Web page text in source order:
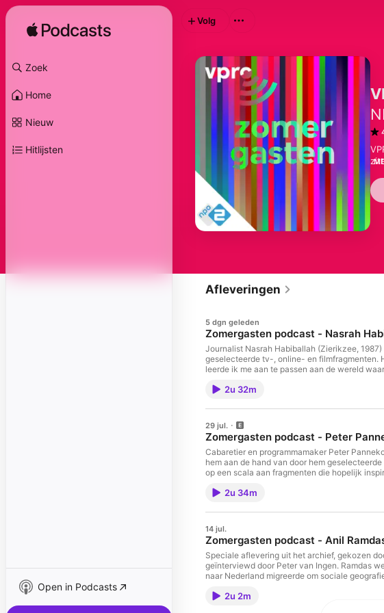
Zoek
Home
Nieuw
Hitlijsten
Open in Podcasts
Volg
Afleveringen
5 dgn geleden
Zomergasten podcast - Nasrah
Journalist Nasrah Habiballah (Zierikzee,
geselecteerde tv-, online- en filmfragmenten.
leerde ik me aan te passen aan de wereld
je kunt horen wat je niet ziet. Redactie: Ella
2u 32m
29 jul.
Zomergasten podcast - Peter
Cabaretier en programmamaker Peter
hem aan de hand van door hem
op een scala aan fragmenten die hopelijk
2u 34m
14 jul.
Zomergasten podcast - Anil
Speciale aflevering uit het archief, gekozen
geïnterviewd door Peter van Ingen. Ramdas
naar Nederland migreerde om sociale
het hele gesprek zoals het gevoerd is op de
2u 2m